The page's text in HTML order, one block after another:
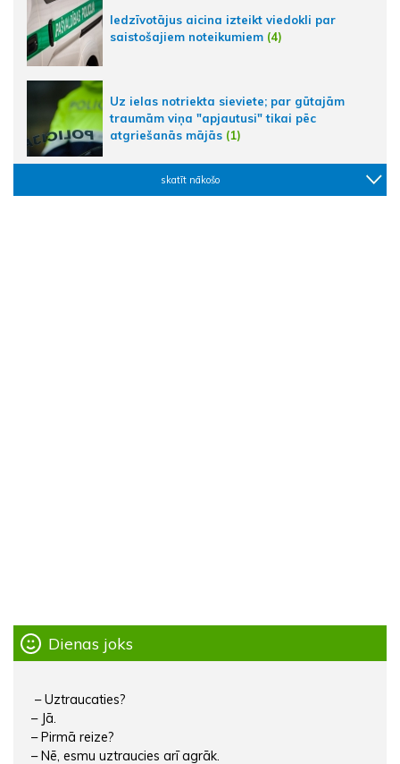
Iedzīvotājus aicina izteikt viedokli par
saistošajiem noteikumiem (4)
Uz ielas notriekta sieviete; par gūtajām
traumām viņa "apjautusi" tikai pēc
atgriešanās mājās (1)
skatīt nākošo
Dienas joks
– Uztraucaties?
– Jā.
– Pirmā reize?
– Nē, esmu uztraucies arī agrāk.